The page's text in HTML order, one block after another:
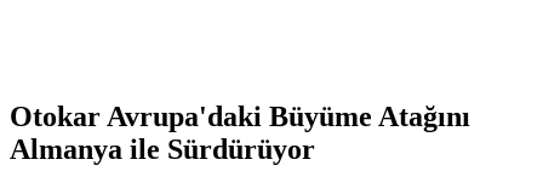
Otokar Avrupa'daki Büyüme Atağını
Almanya ile Sürdürüyor